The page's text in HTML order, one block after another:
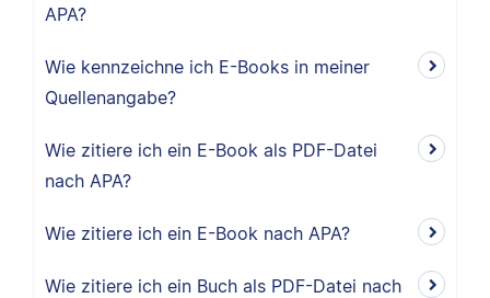
APA?
Wie kennzeichne ich E-Books in meiner
Quellenangabe?
Wie zitiere ich ein E-Book als PDF-Datei
nach APA?
Wie zitiere ich ein E-Book nach APA?
Wie zitiere ich ein Buch als PDF-Datei nach